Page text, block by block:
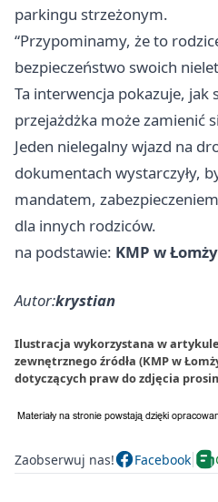
parkingu strzeżonym.
“Przypominamy, że to
bezpieczeństwo swoich
Ta interwencja pokazuje, jak
przejażdżka może zamienić
Jeden nielegalny wjazd na
dokumentach wystarczyły,
mandatem,
dla innych rodziców.
na podstawie: KMP w Łomży
Autor:krystian
Ilustracja wykorzystana w artykule
zewnętrznego źródła (KMP w
dotyczących praw do zdjęcia
Zaobserwuj nas! Facebook